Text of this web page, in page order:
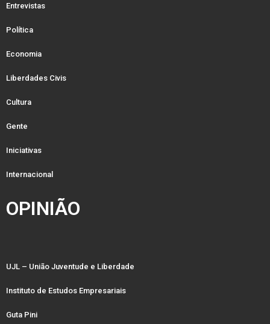
Entrevistas
Política
Economia
Liberdades Civis
Cultura
Gente
Iniciativas
Internacional
OPINIÃO
UJL – União Juventude e Liberdade
Instituto de Estudos Empresariais
Guta Pini